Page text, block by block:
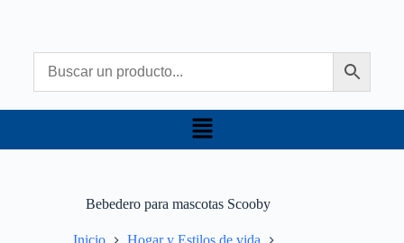
Bebedero para mascotas Scooby
Inicio
Hogar y Estilos de vida